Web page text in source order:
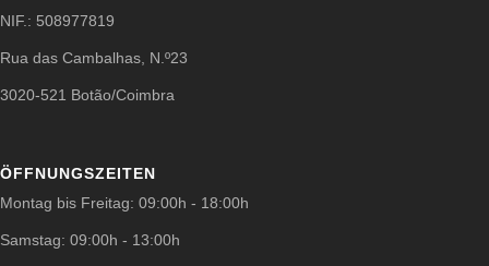
NIF.: 508977819
Rua das Cambalhas, N.º23
3020-521 Botão/Coimbra
ÖFFNUNGSZEITEN
Montag bis Freitag: 09:00h - 18:00h
Samstag: 09:00h - 13:00h